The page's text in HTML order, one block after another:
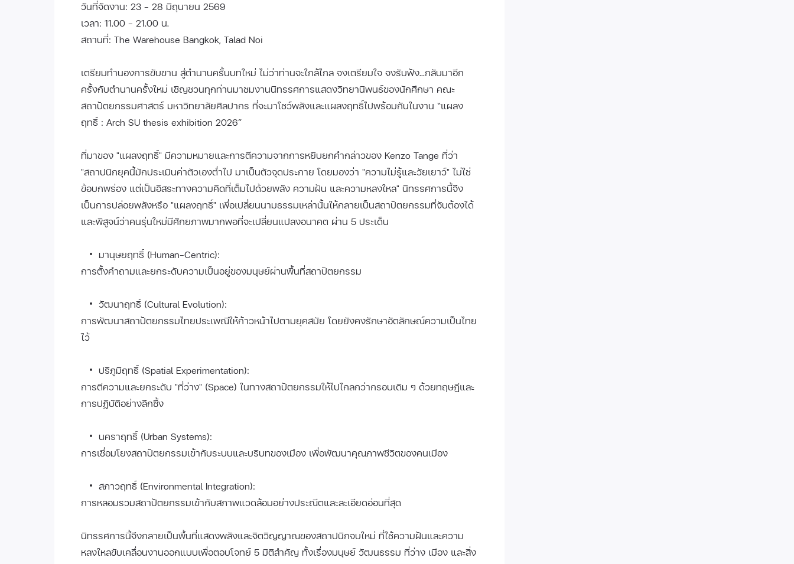
วันที่จัดงาน: 23 - 28 มิถุนายน 2569
เวลา: 11.00 - 21.00 น.
สถานที่: The Warehouse Bangkok, Talad Noi
เตรียมทำนองการขับขาน สู่ตำนานครั้นบทใหม่ ไม่ว่าท่านจะใกล้ไกล จงเตรียมใจ จงรับฟัง...กลับมาอีก
ครั้งกับตำนานครั้งใหม่ เชิญชวนทุกท่านมาชมงานนิทรรศการแสดงวิทยานิพนธ์ของนักศึกษา คณะ
สถาปัตยกรรมศาสตร์ มหาวิทยาลัยศิลปากร ที่จะมาโชว์พลังและแผลงฤทธิ์ไปพร้อมกันในงาน “แผลง
ฤทธิ์ : Arch SU thesis exhibition 2026”
ที่มาของ "แผลงฤทธิ์" มีความหมายและการตีความจากการหยิบยกคำกล่าวของ Kenzo Tange ที่ว่า
"สถาปนิกยุคนี้มักประเมินค่าตัวเองต่ำไป มาเป็นตัวจุดประกาย โดยมองว่า "ความไม่รู้และวัยเยาว์" ไม่ใช่
ข้อบกพร่อง แต่เป็นอิสระทางความคิดที่เต็มไปด้วยพลัง ความฝัน และความหลงใหล" นิทรรศการนี้จึง
เป็นการปล่อยพลังหรือ "แผลงฤทธิ์" เพื่อเปลี่ยนนามธรรมเหล่านั้นให้กลายเป็นสถาปัตยกรรมที่จับต้องได้
และพิสูจน์ว่าคนรุ่นใหม่มีศักยภาพมากพอที่จะเปลี่ยนแปลงอนาคต ผ่าน 5 ประเด็น
มานุษยฤทธิ์ (Human-Centric):
การตั้งคำถามและยกระดับความเป็นอยู่ของมนุษย์ผ่านพื้นที่สถาปัตยกรรม
วัฒนาฤทธิ์ (Cultural Evolution):
การพัฒนาสถาปัตยกรรมไทยประเพณีให้ก้าวหน้าไปตามยุคสมัย โดยยังคงรักษาอัตลักษณ์ความเป็นไทย
ไว้
ปริภูมิฤทธิ์ (Spatial Experimentation):
การตีความและยกระดับ "ที่ว่าง" (Space) ในทางสถาปัตยกรรมให้ไปไกลกว่ากรอบเดิม ๆ ด้วยทฤษฎีและ
การปฏิบัติอย่างลึกซึ้ง
นคราฤทธิ์ (Urban Systems):
การเชื่อมโยงสถาปัตยกรรมเข้ากับระบบและบริบทของเมือง เพื่อพัฒนาคุณภาพชีวิตของคนเมือง
สภาวฤทธิ์ (Environmental Integration):
การหลอมรวมสถาปัตยกรรมเข้ากับสภาพแวดล้อมอย่างประณีตและละเอียดอ่อนที่สุด
นิทรรศการนี้จึงกลายเป็นพื้นที่แสดงพลังและจิตวิญญาณของสถาปนิกจบใหม่ ที่ใช้ความฝันและความ
หลงใหลขับเคลื่อนงานออกแบบเพื่อตอบโจทย์ 5 มิติสำคัญ ทั้งเรื่องมนุษย์ วัฒนธรรม ที่ว่าง เมือง และสิ่ง